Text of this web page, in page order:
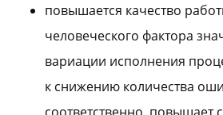
повышается качество
человеческого фактора
вариации исполнения
к снижению количества